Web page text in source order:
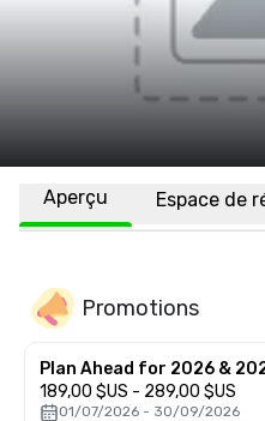
Aperçu Espace de
Promotions
Plan Ahead for 2026 &
189,00 $US - 289,00 $US
01/07/2026 - 30/09/2026